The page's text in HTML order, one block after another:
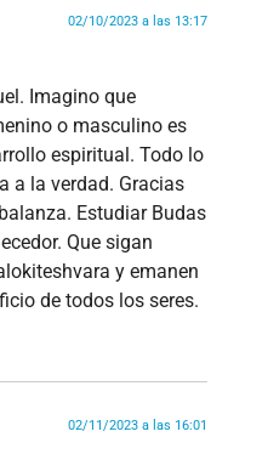
02/10/2023 a las 13:17
Imagino que
o masculino es
espiritual. Todo lo
a la verdad. Gracias
Estudiar Budas
Que sigan
y emanen
de todos los seres.
02/11/2023 a las 16:01